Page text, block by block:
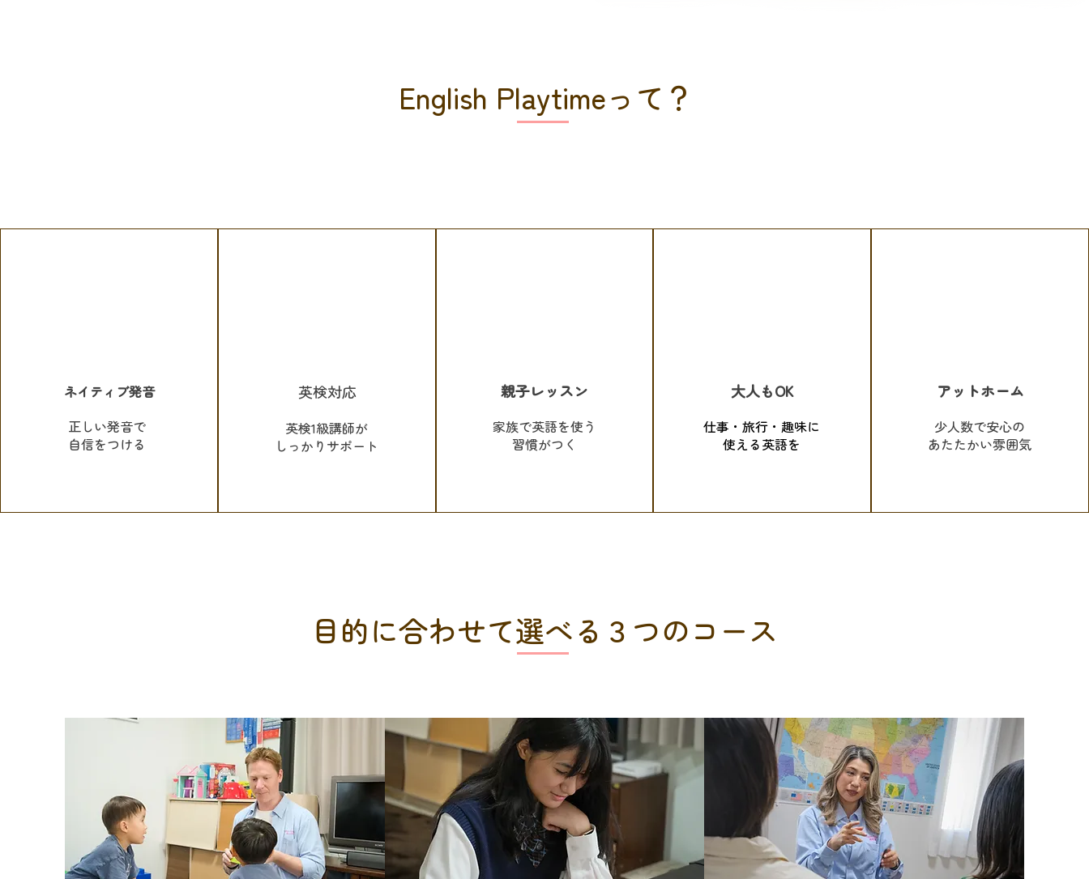
English Playtimeって？
ネイティブ発音
正しい発音で
自信をつける
英検対応
英検1級講師が
しっかりサポート
親子レッスン
家族で英語を使う
習慣がつく
大人もOK
仕事・旅行・趣味に
使える英語を
アットホーム
少人数で安心の
あたたかい雰囲気
目的に合わせて選べる３つのコース